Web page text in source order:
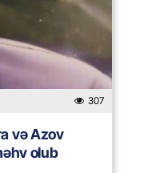
307
və Azov
olub